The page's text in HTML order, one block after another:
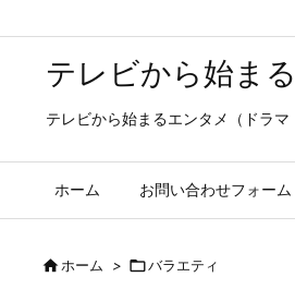
テレビから始ま
テレビから始まるエンタメ（ドラ
ホーム お問い合わせフォーム
ホーム > バラエティ